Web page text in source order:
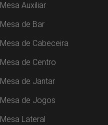
Mesa Auxiliar
Mesa de Bar
Mesa de Cabeceira
Mesa de Centro
Mesa de Jantar
Mesa de Jogos
Mesa Lateral